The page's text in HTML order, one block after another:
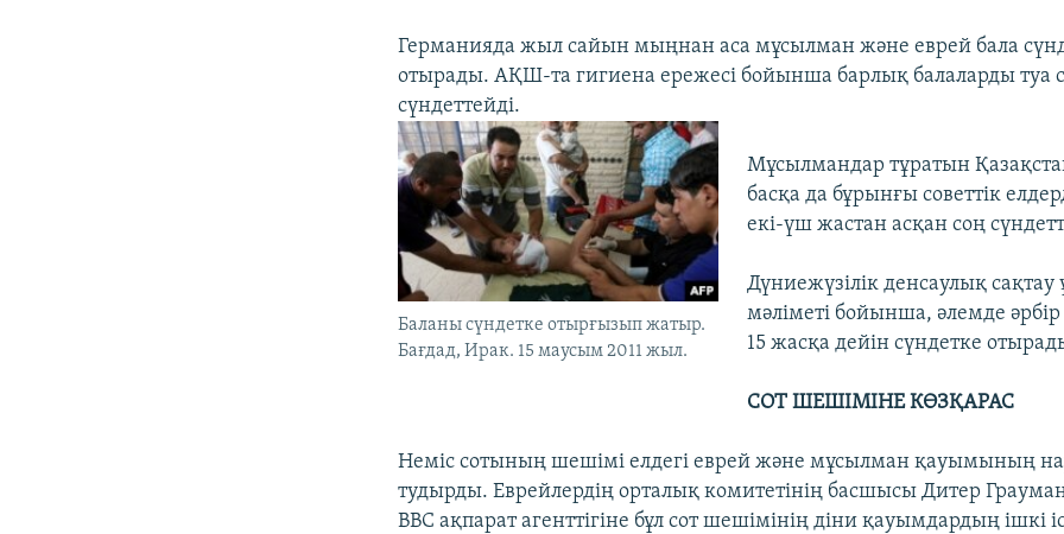
Германияда жыл сайын мыңнан аса мұсылман және еврей бала
отырады. АҚШ-та гигиена ережесі бойынша барлық балаларды туа
сүндеттейді.
Баланы сүндетке отырғызып жатыр.
Бағдад, Ирак. 15 маусым 2011 жыл.
Мұсылмандар тұратын
басқа да бұрынғы советтік
екі-үш жастан асқан соң
Дүниежүзілік денсаулық
мәліметі бойынша, әлемде
15 жасқа дейін сүндетке
СОТ ШЕШІМІНЕ КӨЗҚАРАС
Неміс сотының шешімі елдегі еврей және мұсылман қауымының
тудырды. Еврейлердің орталық комитетінің басшысы Дитер
BBC ақпарат агенттігіне бұл сот шешімінің діни қауымдардың ішкі